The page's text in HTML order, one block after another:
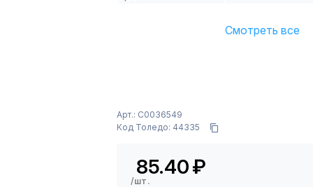
Смотреть все
Арт.: C0036549
Код Толедо: 44335
85.40₽
/шт.